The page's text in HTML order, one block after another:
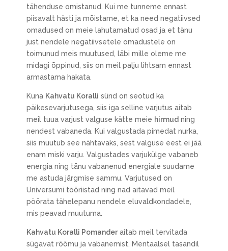
tähenduse omistanud. Kui me tunneme ennast
piisavalt hästi ja mõistame, et ka need negatiivsed
omadused on meie lahutamatud osad ja et tänu
just nendele negatiivsetele omadustele on
toimunud meis muutused, läbi mille oleme me
midagi õppinud, siis on meil palju lihtsam ennast
armastama hakata.
Kuna Kahvatu Koralli sünd on seotud ka
päikesevarjutusega, siis iga selline varjutus aitab
meil tuua varjust valguse kätte meie hirmud ning
nendest vabaneda. Kui valgustada pimedat nurka,
siis muutub see nähtavaks, sest valguse eest ei jää
enam miski varju. Valgustades varjukülge vabaneb
energia ning tänu vabanenud energiale suudame
me astuda järgmise sammu. Varjutused on
Universumi tööriistad ning nad aitavad meil
pöörata tähelepanu nendele eluvaldkondadele,
mis peavad muutuma.
Kahvatu Koralli Pomanderaitab meil tervitada
sügavat rõõmu ja vabanemist. Mentaalsel tasandil